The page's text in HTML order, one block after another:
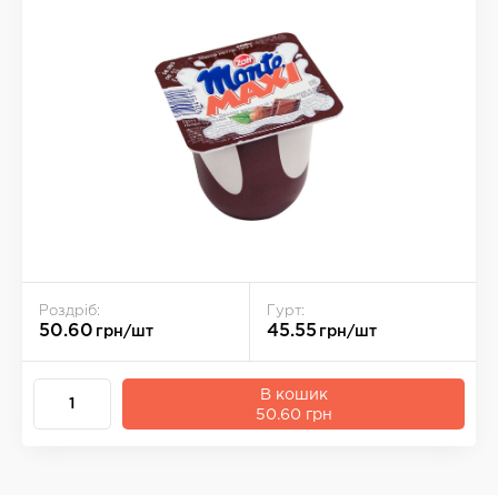
Роздріб:
50.60 грн/шт
Гурт:
45.55 грн/шт
В кошик
50.60 грн